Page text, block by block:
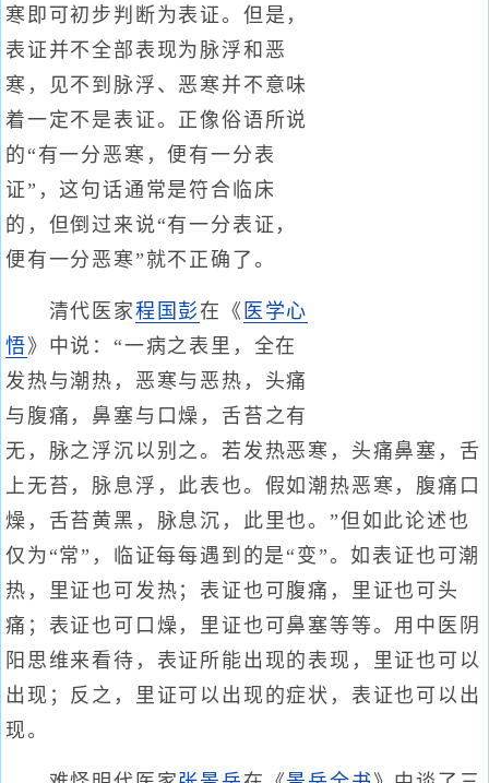
寒即可初步判断为表证。但是，
表证并不全部表现为脉浮和恶
寒，见不到脉浮、恶寒并不意味
着一定不是表证。正像俗语所说
的“有一分恶寒，便有一分表
证”，这句话通常是符合临床
的，但倒过来说“有一分表证，
便有一分恶寒”就不正确了。
清代医家程国彭在《 医学心
悟》中说：“一病之表里，全在
发热与潮热，恶寒与恶热，头痛
与腹痛，鼻塞与口燥，舌苔之有
无，脉之浮沉以别之。若发热恶寒，头痛鼻塞，舌
上无苔，脉息浮，此表也。假如潮热恶寒，腹痛口
燥，舌苔黄黑，脉息沉，此里也。”但如此论述也
仅为“常”，临证每每遇到的是“变”。如表证也可潮
热，里证也可发热；表证也可腹痛，里证也可头
痛；表证也可口燥，里证也可鼻塞等等。用中医阴
阳思维来看待，表证所能出现的表现，里证也可以
出现；反之，里证可以出现的症状，表证也可以出
现。